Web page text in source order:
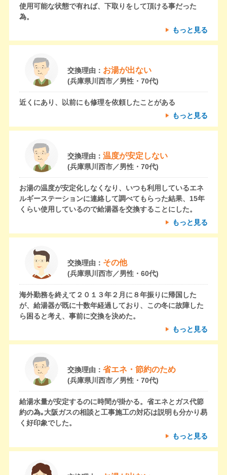
使用可能な状態で有れば、下取りをして頂ける事だった
為。
もっと見る
交換理由： お湯が出ない
(兵庫県川西市／男性・70代)
近くにあり、以前にも修理を依頼したことがある
もっと見る
交換理由： 温度が安定しない
(兵庫県川西市／男性・70代)
お湯の温度が安定化しなくなり、いつも利用しているエネ
ルギーステーションに連絡して調べてもらった結果、15年
くらい使用しているので給湯器を交換することにした。
もっと見る
交換理由： その他
(兵庫県川西市／男性・60代)
海外勤務を終えて２０１３年２月に８年振りに帰国した
が、給湯器が既に十数年経過しており、この冬に故障した
ら困ると考え、事前に交換を決めた。
もっと見る
交換理由： 省エネ・節約のため
(兵庫県川西市／男性・70代)
給湯水量が安定するのに時間が掛かる。省エネとガス代節
約の為｡大阪ガスの相談と工事施工の対応は説明も分かり易
く好印象でした。
もっと見る